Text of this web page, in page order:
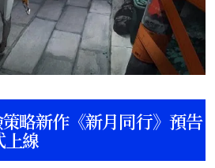
略新作《新月同行》預告
上線